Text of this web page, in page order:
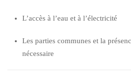
L’accès à l’eau et à l’électricité
Les parties communes et la
nécessaire